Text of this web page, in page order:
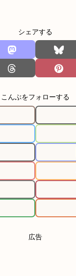
シェアする
こんぶをフォローする
広告